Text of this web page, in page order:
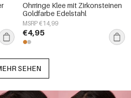
Ohrringe Klee mit Zirkonsteinen
Goldfarbe Edelstahl
MSRP €14,99
€4,95
SEHEN